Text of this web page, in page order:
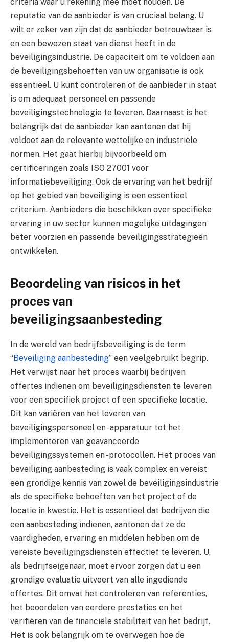
reputatie van de aanbieder is van cruciaal belang. U
wilt er zeker van zijn dat de aanbieder betrouwbaar is
en een bewezen staat van dienst heeft in de
beveiligingsindustrie. De capaciteit om te voldoen aan
de beveiligingsbehoeften van uw organisatie is ook
essentieel. U kunt controleren of de aanbieder in staat
is om adequaat personeel en passende
beveiligingstechnologie te leveren. Daarnaast is het
belangrijk dat de aanbieder kan aantonen dat hij
voldoet aan de relevante wettelijke en industriële
normen. Het gaat hierbij bijvoorbeeld om
certificeringen zoals ISO 27001 voor
informatiebeveiliging. Ook de ervaring van het bedrijf
op het gebied van beveiliging is een essentieel
criterium. Aanbieders die beschikken over specifieke
ervaring in uw sector kunnen mogelijke uitdagingen
beter voorzien en passende beveiligingsstrategieën
ontwikkelen.
Beoordeling van risicos in het
proces van
beveiligingsaanbesteding
In de wereld van bedrijfsbeveiliging is de term
“Beveiliging aanbesteding” een veelgebruikt begrip.
Het verwijst naar het proces waarbij bedrijven
offertes indienen om beveiligingsdiensten te leveren
voor een specifiek project of een specifieke locatie.
Dit kan variëren van het leveren van
beveiligingspersoneel en -apparatuur tot het
implementeren van geavanceerde
beveiligingssystemen en -protocollen. Het proces van
beveiliging aanbesteding is vaak complex en vereist
een grondige kennis van zowel de beveiligingsindustrie
als de specifieke behoeften van het project of de
locatie in kwestie. Het is essentieel dat bedrijven die
een aanbesteding indienen, aantonen dat ze de
vaardigheden, ervaring en middelen hebben om de
vereiste beveiligingsdiensten effectief te leveren. U,
als bedrijfseigenaar, moet ervoor zorgen dat u een
grondige evaluatie uitvoert van alle ingediende
offertes. Dit omvat het controleren van referenties,
het beoordelen van eerdere prestaties en het
verifiëren van de financiële stabiliteit van het bedrijf.
Het is ook belangrijk om te overwegen hoe de